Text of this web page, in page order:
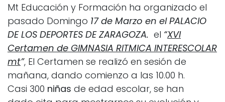
Mt Educación y Formación ha organizado el
pasado Domingo 17 de Marzo en el PALACIO
DE LOS DEPORTES DE ZARAGOZA. el “XVI
Certamen de GIMNASIA RITMICA INTERESCOLAR
mt”, El Certamen se realizó en sesión de
mañana, dando comienzo a las 10.00 h.
Casi 300 niñas de edad escolar, se han